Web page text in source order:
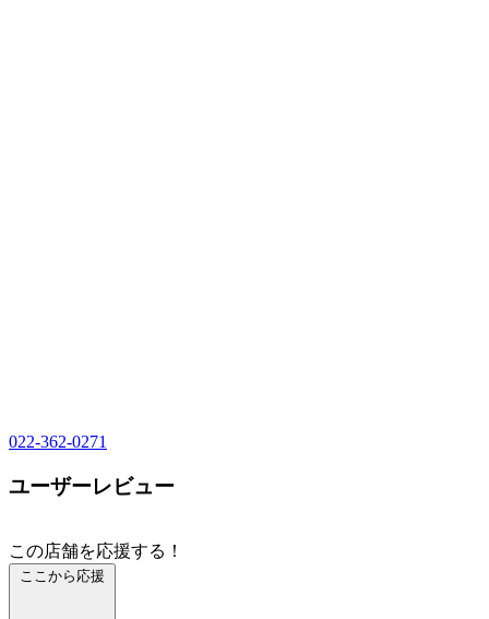
022-362-0271
ユーザーレビュー
この店舗を応援する！
ここから応援